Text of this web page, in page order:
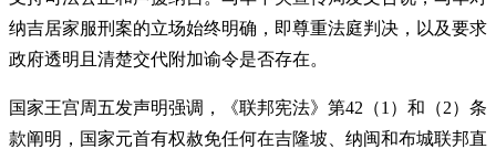
纳吉居家服刑案的立场始终明确，即尊重法庭判决，以及要求
政府透明且清楚交代附加谕令是否存在。
国家王宫周五发声明强调，《联邦宪法》第42（1）和（2）条
款阐明，国家元首有权赦免任何在吉隆坡、纳闽和布城联邦直